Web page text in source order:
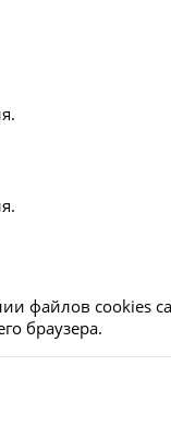
файлов
браузера.